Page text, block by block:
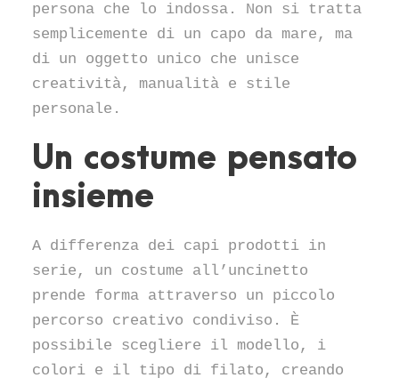
persona che lo indossa. Non si tratta
semplicemente di un capo da mare, ma
di un oggetto unico che unisce
creatività, manualità e stile
personale.
Un costume pensato
insieme
A differenza dei capi prodotti in
serie, un costume all’uncinetto
prende forma attraverso un piccolo
percorso creativo condiviso. È
possibile scegliere il modello, i
colori e il tipo di filato, creando